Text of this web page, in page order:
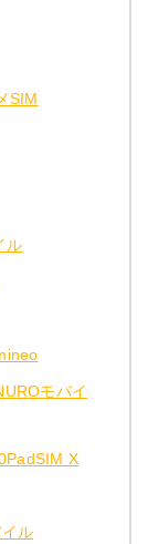
SIM
ル
モバイ
X
ル